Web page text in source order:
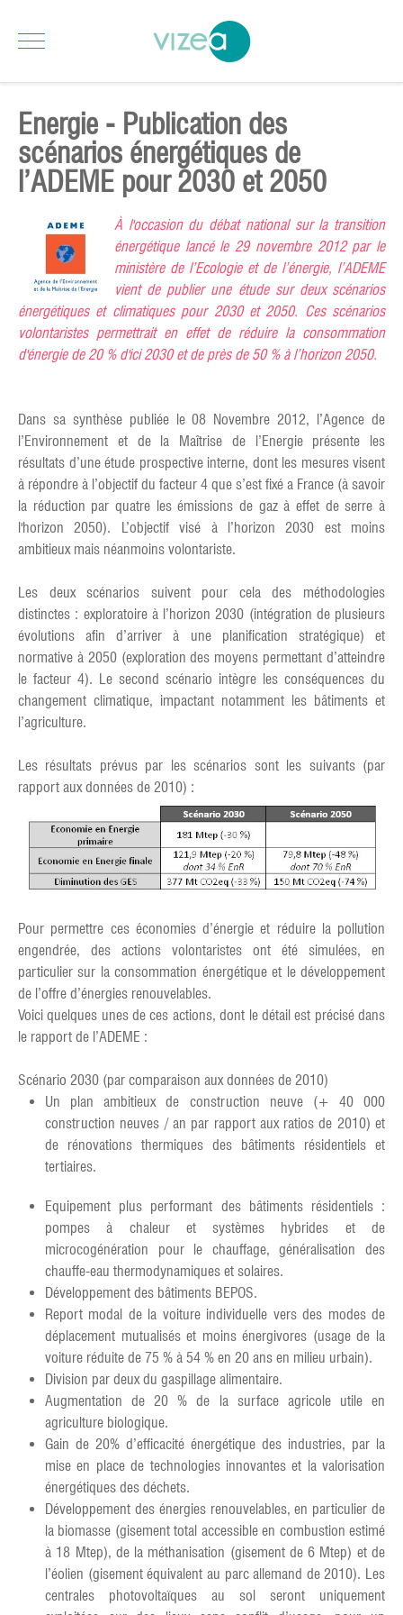
Energie - Publication des
scénarios énergétiques de
l’ADEME pour 2030 et 2050
À l'occasion du débat national sur la transition
énergétique lancé le 29 novembre 2012 par le
ministère de l’Ecologie et de l’énergie, l’ADEME
vient de publier une étude sur deux scénarios
énergétiques et climatiques pour 2030 et 2050. Ces scénarios
volontaristes permettrait en effet de réduire la consommation
d'énergie de 20 % d'ici 2030 et de près de 50 % à l’horizon 2050.
Dans sa synthèse publiée le 08 Novembre 2012, l’Agence de
l’Environnement et de la Maîtrise de l’Energie présente les
résultats d’une étude prospective interne, dont les mesures visent
à répondre à l’objectif du facteur 4 que s’est fixé a France (à savoir
la réduction par quatre les émissions de gaz à effet de serre à
l'horizon 2050). L’objectif visé à l’horizon 2030 est moins
ambitieux mais néanmoins volontariste.
Les deux scénarios suivent pour cela des méthodologies
distinctes : exploratoire à l’horizon 2030 (intégration de plusieurs
évolutions afin d’arriver à une planification stratégique) et
normative à 2050 (exploration des moyens permettant d’atteindre
le facteur 4). Le second scénario intègre les conséquences du
changement climatique, impactant notamment les bâtiments et
l’agriculture.
Les résultats prévus par les scénarios sont les suivants (par
rapport aux données de 2010) :
Pour permettre ces économies d’énergie et réduire la pollution
engendrée, des actions volontaristes ont été simulées, en
particulier sur la consommation énergétique et le développement
de l’offre d’énergies renouvelables.
Voici quelques unes de ces actions, dont le détail est précisé dans
le rapport de l’ADEME :
Scénario 2030 (par comparaison aux données de 2010)
Un plan ambitieux de construction neuve (+ 40 000
construction neuves / an par rapport aux ratios de 2010) et
de rénovations thermiques des bâtiments résidentiels et
tertiaires.
Equipement plus performant des bâtiments résidentiels :
pompes à chaleur et systèmes hybrides et de
microcogénération pour le chauffage, généralisation des
chauffe-eau thermodynamiques et solaires.
Développement des bâtiments BEPOS.
Report modal de la voiture individuelle vers des modes de
déplacement mutualisés et moins énergivores (usage de la
voiture réduite de 75 % à 54 % en 20 ans en milieu urbain).
Division par deux du gaspillage alimentaire.
Augmentation de 20 % de la surface agricole utile en
agriculture biologique.
Gain de 20% d’efficacité énergétique des industries, par la
mise en place de technologies innovantes et la valorisation
énergétiques des déchets.
Développement des énergies renouvelables, en particulier de
la biomasse (gisement total accessible en combustion estimé
à 18 Mtep), de la méthanisation (gisement de 6 Mtep) et de
l’éolien (gisement équivalent au parc allemand de 2010). Les
centrales photovoltaïques au sol seront uniquement